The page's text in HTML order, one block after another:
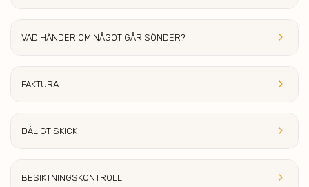
keyboard_arrow_right
VAD HÄNDER OM NÅGOT GÅR SÖNDER?
keyboard_arrow_right
FAKTURA
keyboard_arrow_right
DÅLIGT SKICK
keyboard_arrow_right
BESIKTNINGSKONTROLL